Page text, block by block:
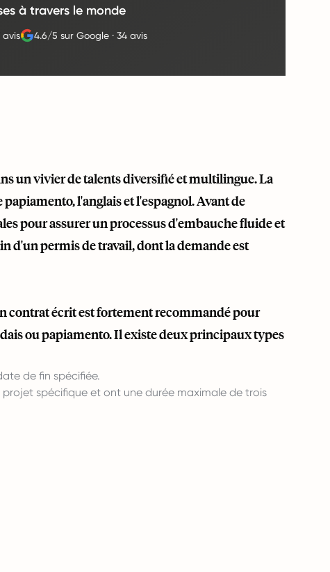
à travers le monde
avis 4.6/5 sur Google ·34 avis
un vivier de talents diversifié et multilingue. La
l'anglais et l'espagnol. Avant de
pour assurer un processus d'embauche fluide et
d'un permis de travail, dont la demande est
contrat écrit est fortement recommandé pour
ou papiamento. Il existe deux principaux types
de fin spécifiée.
spécifique et ont une durée maximale de trois